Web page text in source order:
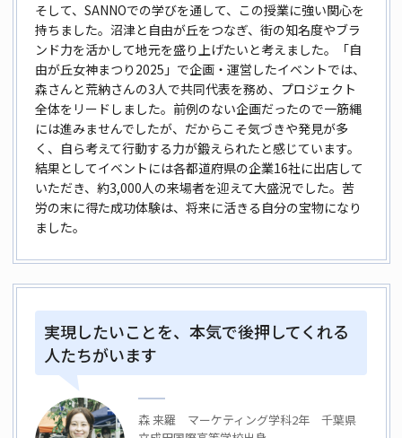
そして、SANNOでの学びを通して、この授業に強い関心を
持ちました。沼津と自由が丘をつなぎ、街の知名度やブラ
ンド力を活かして地元を盛り上げたいと考えました。「自
由が丘女神まつり2025」で企画・運営したイベントでは、
森さんと荒納さんの3人で共同代表を務め、プロジェクト
全体をリードしました。前例のない企画だったので一筋縄
には進みませんでしたが、だからこそ気づきや発見が多
く、自ら考えて行動する力が鍛えられたと感じています。
結果としてイベントには各都道府県の企業16社に出店して
いただき、約3,000人の来場者を迎えて大盛況でした。苦
労の末に得た成功体験は、将来に活きる自分の宝物になり
ました。
実現したいことを、本気で後押してくれる
人たちがいます
森 来羅 マーケティング学科2年 千葉県